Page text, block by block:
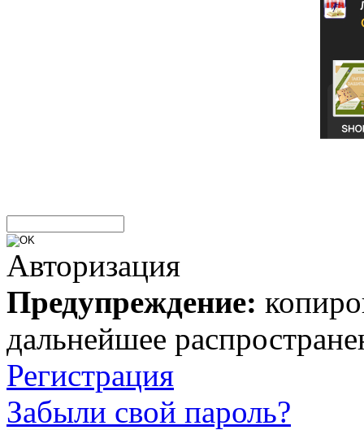
Авторизация
Предупреждение:
дальнейшее
Регистрация
Забыли свой пароль?